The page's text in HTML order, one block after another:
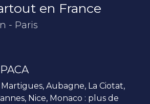
en France
- Paris
Aubagne, La Ciotat,
Nice, Monaco : plus de